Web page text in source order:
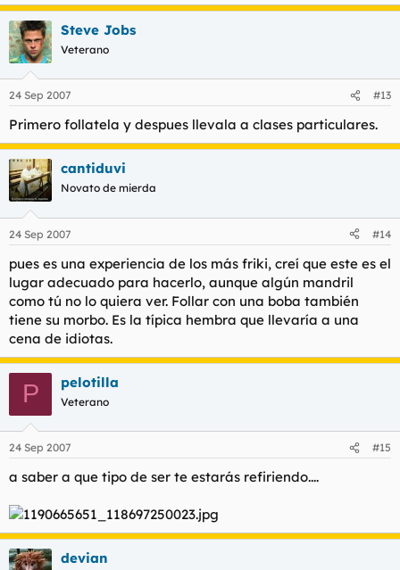
Steve Jobs
Veterano
24 Sep 2007 #13
Primero follatela y despues llevala a clases particulares.
cantiduvi
Novato de mierda
24 Sep 2007 #14
pues es una experiencia de los más friki, creí que este es el
lugar adecuado para hacerlo, aunque algún mandril
como tú no lo quiera ver. Follar con una boba también
tiene su morbo. Es la típica hembra que llevaría a una
cena de idiotas.
P pelotilla
Veterano
24 Sep 2007 #15
a saber a que tipo de ser te estarás refiriendo....
devian